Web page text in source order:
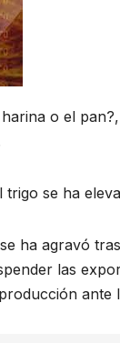
o el
se ha
ha agravó
las
ante